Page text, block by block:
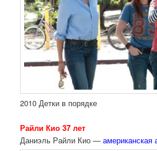
2010 Детки в порядке
Райли Кио 37 лет
Даниэль Райли Кио —американская